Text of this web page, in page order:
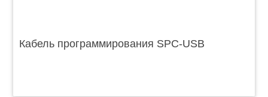
Кабель программирования SPC-USB